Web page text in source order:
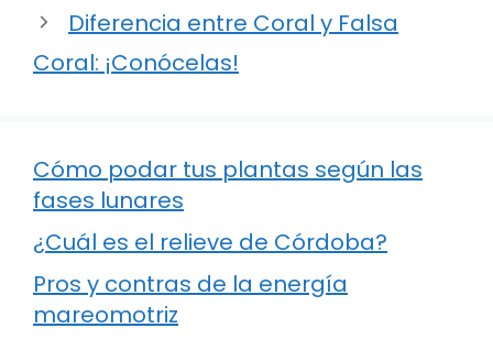
Diferencia entre Coral y Falsa
Coral: ¡Conócelas!
Cómo podar tus plantas según las
fases lunares
¿Cuál es el relieve de Córdoba?
Pros y contras de la energía
mareomotriz